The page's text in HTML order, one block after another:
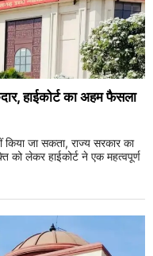
हाईकोर्ट का अहम फैसला
किया जा सकता, राज्य सरकार का
लेकर हाईकोर्ट ने एक महत्वपूर्ण